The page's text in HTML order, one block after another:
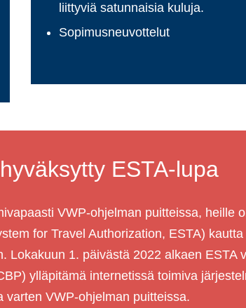
liittyviä satunnaisia kuluja.
Sopimusneuvottelut
ESTA-lupa
VWP-ohjelman puitteissa, heille
for Travel Authorization, ESTA)
Lokakuun 1. päivästä 2022 alkaen ESTA
ylläpitämä internetissä toimiva
VWP-ohjelman puitteissa.